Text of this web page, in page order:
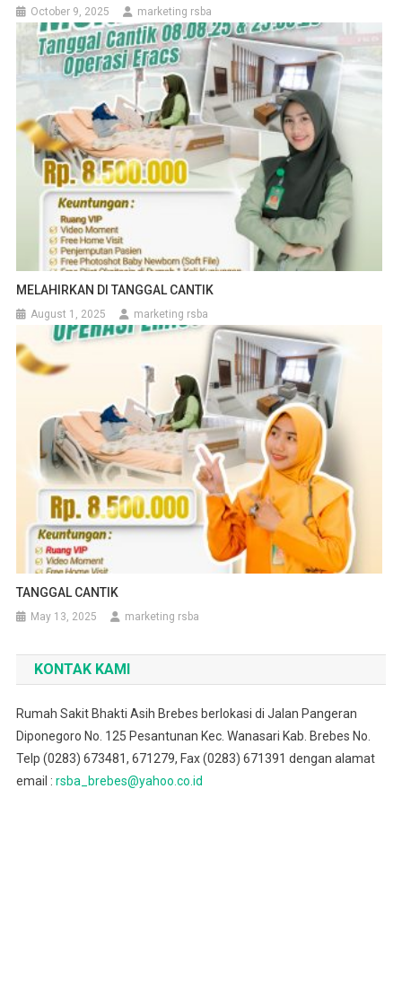
October 9, 2025 marketing rsba
MELAHIRKAN DI TANGGAL CANTIK
August 1, 2025 marketing rsba
TANGGAL CANTIK
May 13, 2025 marketing rsba
KONTAK KAMI
Rumah Sakit Bhakti Asih Brebes berlokasi di Jalan Pangeran
Diponegoro No. 125 Pesantunan Kec. Wanasari Kab. Brebes No.
Telp (0283) 673481, 671279, Fax (0283) 671391 dengan alamat
email : rsba_brebes@yahoo.co.id